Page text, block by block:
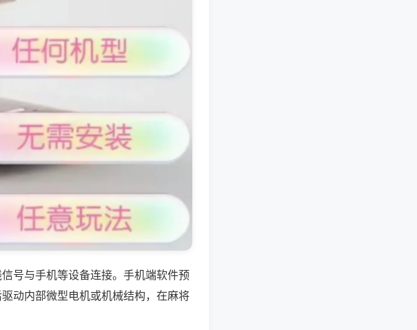
号与手机等设备连接。手机端软件预
动内部微型电机或机械结构，在麻将